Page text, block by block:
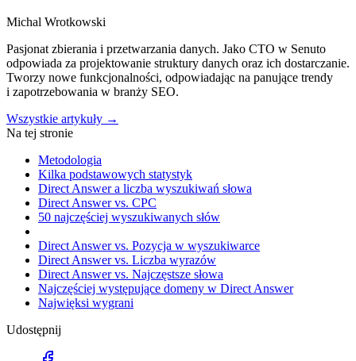
Michal Wrotkowski
Pasjonat zbierania i przetwarzania danych. Jako CTO w Senuto
odpowiada za projektowanie struktury danych oraz ich dostarczanie.
Tworzy nowe funkcjonalności, odpowiadając na panujące trendy
i zapotrzebowania w branży SEO.
Wszystkie artykuły →
Na tej stronie
Metodologia
Kilka podstawowych statystyk
Direct Answer a liczba wyszukiwań słowa
Direct Answer vs. CPC
50 najczęściej wyszukiwanych słów
Direct Answer vs. Pozycja w wyszukiwarce
Direct Answer vs. Liczba wyrazów
Direct Answer vs. Najczęstsze słowa
Najczęściej występujące domeny w Direct Answer
Najwięksi wygrani
Udostępnij